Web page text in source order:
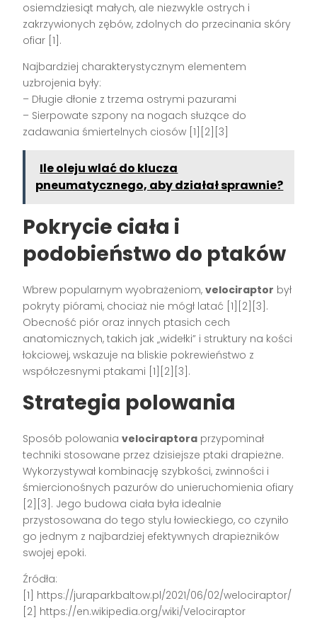
osiemdziesiąt małych, ale niezwykle ostrych i
zakrzywionych zębów, zdolnych do przecinania skóry
ofiar [1].
Najbardziej charakterystycznym elementem
uzbrojenia były:
– Długie dłonie z trzema ostrymi pazurami
– Sierpowate szpony na nogach służące do
zadawania śmiertelnych ciosów [1][2][3]
Ile oleju wlać do klucza
pneumatycznego, aby działał sprawnie?
Pokrycie ciała i
podobieństwo do ptaków
Wbrew popularnym wyobrażeniom,velociraptor był
pokryty piórami, chociaż nie mógł latać [1][2][3].
Obecność piór oraz innych ptasich cech
anatomicznych, takich jak „widełki” i struktury na kości
łokciowej, wskazuje na bliskie pokrewieństwo z
współczesnymi ptakami [1][2][3].
Strategia polowania
Sposób polowaniavelociraptora przypominał
techniki stosowane przez dzisiejsze ptaki drapieżne.
Wykorzystywał kombinację szybkości, zwinności i
śmiercionośnych pazurów do unieruchomienia ofiary
[2][3]. Jego budowa ciała była idealnie
przystosowana do tego stylu łowieckiego, co czyniło
go jednym z najbardziej efektywnych drapieżników
swojej epoki.
Źródła:
[1] https://juraparkbaltow.pl/2021/06/02/welociraptor/
[2] https://en.wikipedia.org/wiki/Velociraptor